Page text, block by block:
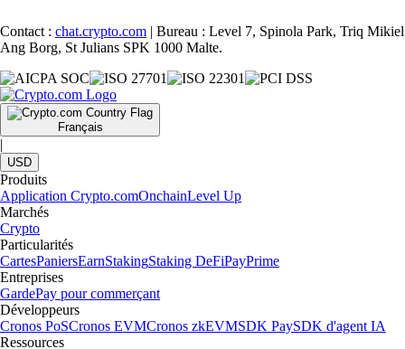
Contact : chat.crypto.com | Bureau : Level 7, Spinola Park, Triq Mikiel
Ang Borg, St Julians SPK 1000 Malte.
Français
|
USD
Produits
Application Crypto.comOnchainLevel Up
Marchés
Crypto
Particularités
CartesPaniersEarnStakingStaking DeFiPayPrime
Entreprises
GardePay pour commerçant
Développeurs
Cronos PoSCronos EVMCronos zkEVMSDK PaySDK d'agent IA
Ressources